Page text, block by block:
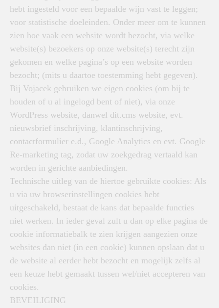
hebt ingesteld voor een bepaalde wijn vast te leggen;
voor statistische doeleinden. Onder meer om te kunnen
zien hoe vaak een website wordt bezocht, via welke
website(s) bezoekers op onze website(s) terecht zijn
gekomen en welke pagina’s op een website worden
bezocht; (mits u daartoe toestemming hebt gegeven).
Bij Vojacek gebruiken we eigen cookies (om bij te
houden of u al ingelogd bent of niet), via onze
WordPress website, danwel dit.cms website, evt.
nieuwsbrief inschrijving, klantinschrijving,
contactformulier e.d., Google Analytics en evt. Google
Re-marketing tag, zodat uw zoekgedrag vertaald kan
worden in gerichte aanbiedingen.
Technische uitleg van de hiertoe gebruikte cookies: Als
u via uw browserinstellingen cookies hebt
uitgeschakeld, bestaat de kans dat bepaalde functies
niet werken. In ieder geval zult u dan op elke pagina de
cookie informatiebalk te zien krijgen aangezien onze
websites dan niet (in een cookie) kunnen opslaan dat u
de website al eerder hebt bezocht en mogelijk zelfs al
een keuze hebt gemaakt tussen wel/niet accepteren van
cookies.
BEVEILIGING